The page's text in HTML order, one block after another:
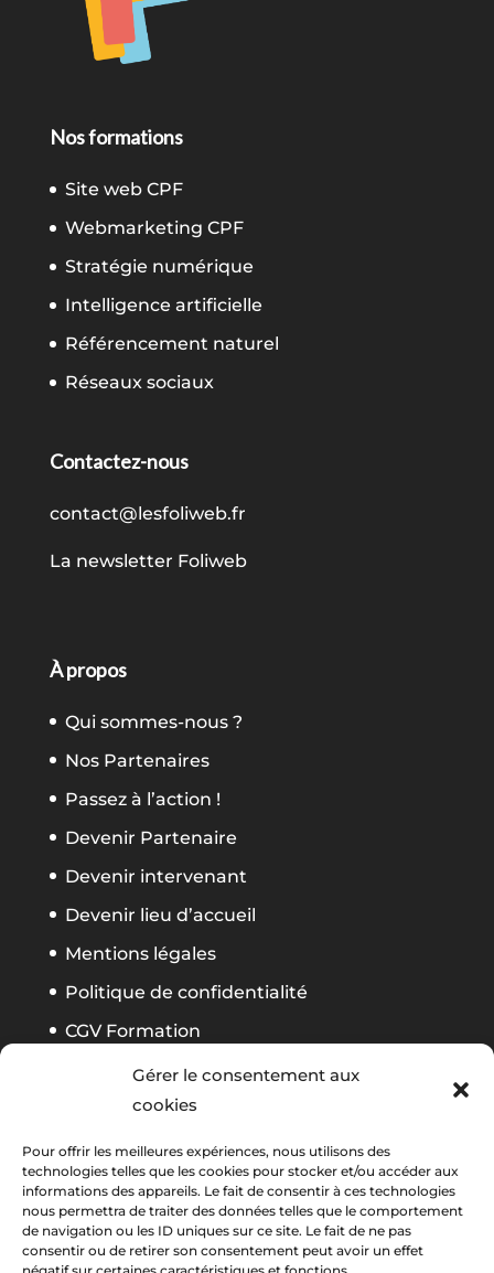
Gérer le consentement aux
cookies
Pour offrir les meilleures expériences, nous utilisons des
technologies telles que les cookies pour stocker et/ou accéder aux
informations des appareils. Le fait de consentir à ces technologies
nous permettra de traiter des données telles que le comportement
de navigation ou les ID uniques sur ce site. Le fait de ne pas
consentir ou de retirer son consentement peut avoir un effet
Nos formations
Site web CPF
Webmarketing CPF
Stratégie numérique
Intelligence artificielle
Référencement naturel
Réseaux sociaux
Contactez-nous
contact@lesfoliweb.fr
La newsletter Foliweb
À propos
Qui sommes-nous ?
Nos Partenaires
Passez à l’action !
Devenir Partenaire
Devenir intervenant
Devenir lieu d’accueil
Mentions légales
Politique de confidentialité
CGV Formation
Règlement Foliweb Awards 2026
Suivez notre actu
La newsletter Foliweb